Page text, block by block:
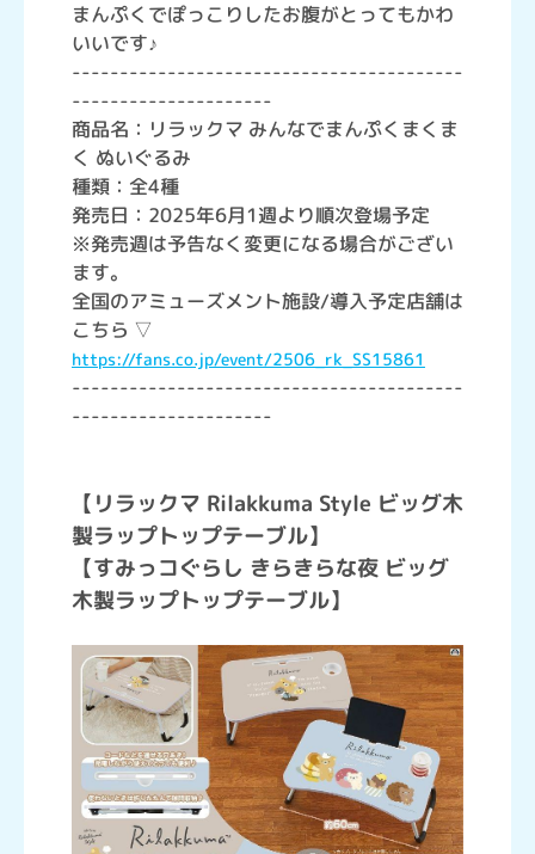
まんぷくでぽっこりしたお腹がとってもかわ
いいです♪
-----------------------------------------
---------------------
商品名：リラックマ みんなでまんぷくまくま
く ぬいぐるみ
種類：全4種
発売日：2025年6月1週より順次登場予定
※発売週は予告なく変更になる場合がござい
ます。
全国のアミューズメント施設/導入予定店舗は
こちら ▽
https://fans.co.jp/event/2506_rk_SS15861
-----------------------------------------
---------------------
【リラックマ Rilakkuma Style ビッグ木
製ラップトップテーブル】
【すみっコぐらし きらきらな夜 ビッグ
木製ラップトップテーブル】